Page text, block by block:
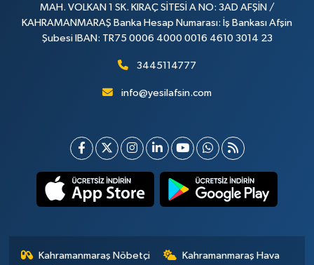
MAH. VOLKAN 1 SK. KIRAÇ SİTESİ A NO: 3AD AFŞİN /
KAHRAMANMARAŞ Banka Hesap Numarası: İş Bankası Afşin
Şubesi IBAN: TR75 0006 4000 0016 4610 3014 23
3445114777
info@yesilafsin.com
Kahramanmaraş Nöbetçi
Kahramanmaraş Hava